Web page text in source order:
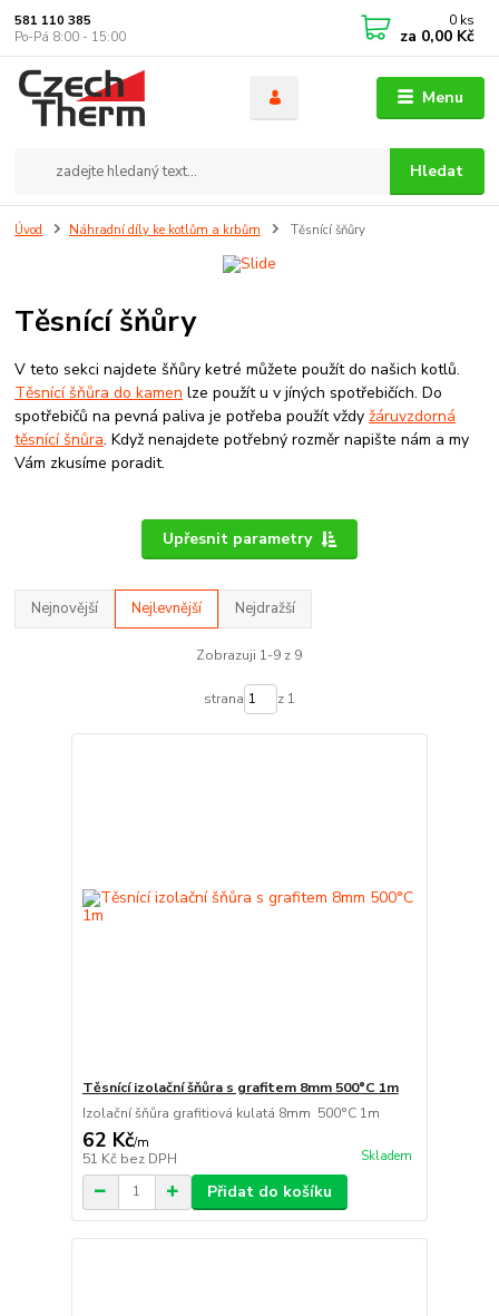
Menu
Hledat
581 110 385
Po-Pá 8:00 - 15:00
0 ks
za 0,00 Kč
Úvod Náhradní díly ke kotlům a krbům Těsnící šňůry
Těsnící šňůry
V teto sekci najdete šňůry ketré můžete použít do našich kotlů.
Těsnící šňůra do kamen lze použít u v jíných spotřebičích. Do
spotřebičů na pevná paliva je potřeba použít vždyžáruvzdorná
těsnící šnůra. Když nenajdete potřebný rozměr napište nám a my
Vám zkusíme poradit.
Upřesnit parametry
Nejnovější Nejlevnější Nejdražší
Zobrazuji 1-9 z 9
strana z 1
Těsnící izolační šňůra s grafitem 8mm 500°C 1m
Izolační šňůra grafitiová kulatá 8mm 500°C 1m
62 Kč/m
51 Kč bez DPH Skladem
Přidat do košíku